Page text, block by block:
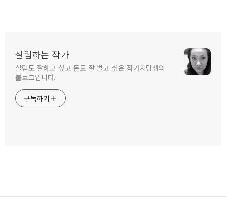
살림하는 작가
살림도 잘하고 싶고 돈도 잘 벌고 싶은 작가지망생의
블로그입니다.
구독하기